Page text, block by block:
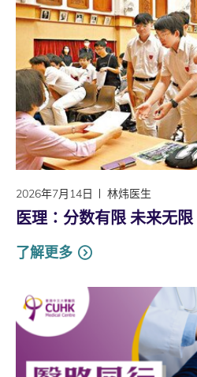
2026年7月14日 林炜医生
医理∶分数有限 未来无限
了解更多